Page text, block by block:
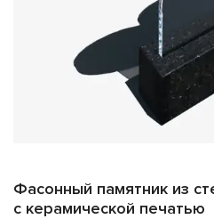
Фасонный памятник из
с керамической печатью